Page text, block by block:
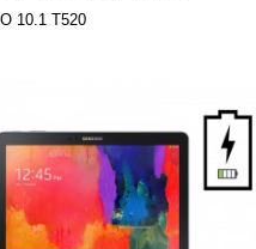
10.1 T520